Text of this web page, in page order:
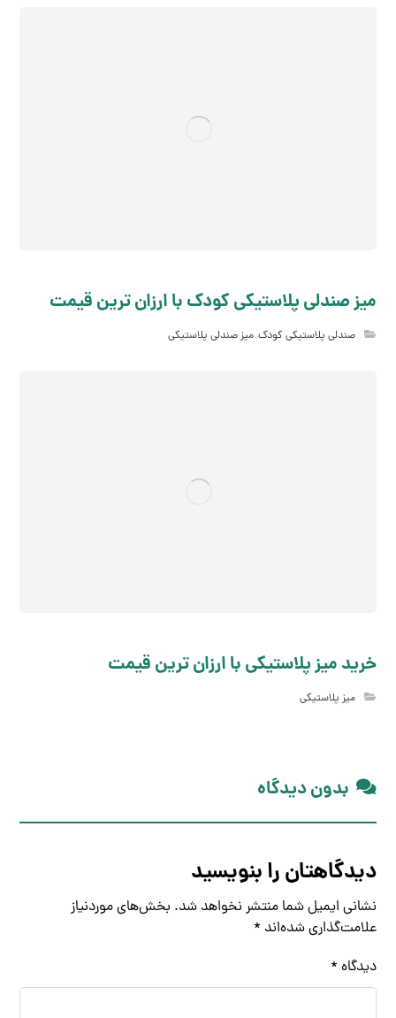
میز صندلی پلاستیکی کودک با ارزان ترین قیمت
صندلی پلاستیکی کودک,میز صندلی پلاستیکی
خرید میز پلاستیکی با ارزان ترین قیمت
میز پلاستیکی
بدون دیدگاه
دیدگاهتان را بنویسید
نشانی ایمیل شما منتشر نخواهد شد. بخش‌های موردنیاز
علامت‌گذاری شده‌اند *
دیدگاه *